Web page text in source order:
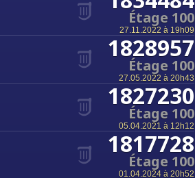
Étage 100
27.11.2022 à 19h09
1828957
Étage 100
27.05.2022 à 20h43
1827230
Étage 100
05.04.2021 à 12h12
1817728
Étage 100
01.04.2024 à 20h52